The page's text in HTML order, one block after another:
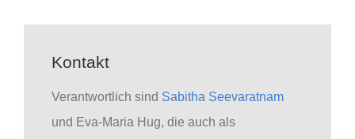
Kontakt
Verantwortlich sind Sabitha Seevaratnam
und Eva-Maria Hug, die auch als